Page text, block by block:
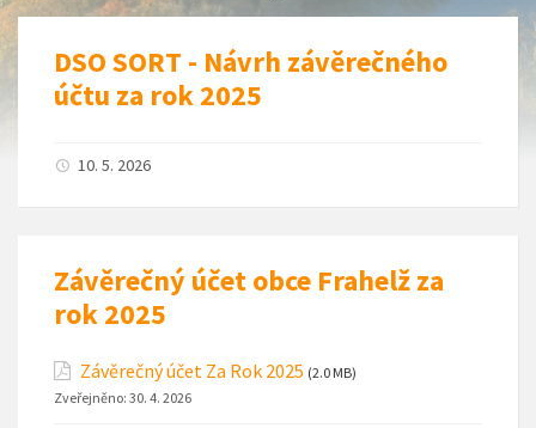
DSO SORT - Návrh závěrečného
účtu za rok 2025
10. 5. 2026
Závěrečný účet obce Frahelž za
rok 2025
Závěrečný účet Za Rok 2025 (2.0 MB)
Zveřejněno: 30. 4. 2026